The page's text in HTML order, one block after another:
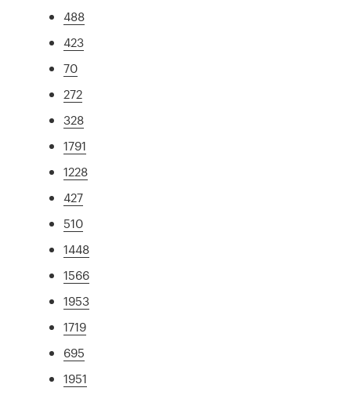
488
423
70
272
328
1791
1228
427
510
1448
1566
1953
1719
695
1951